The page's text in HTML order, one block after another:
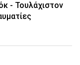
- Τουλάχιστον